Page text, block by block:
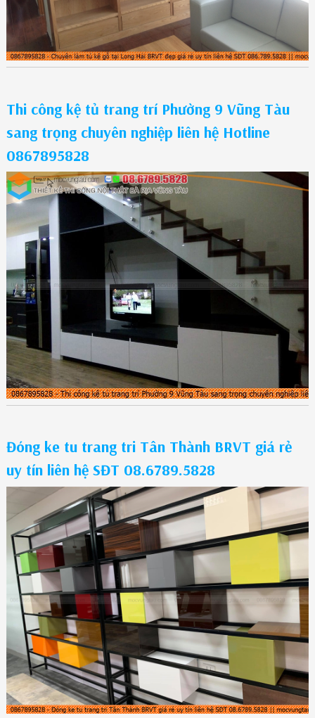
Thi công kệ tủ trang trí Phường 9 Vũng Tàu
sang trọng chuyên nghiệp liên hệ Hotline
0867895828
Đóng ke tu trang tri Tân Thành BRVT giá rẻ
uy tín liên hệ SĐT 08.6789.5828